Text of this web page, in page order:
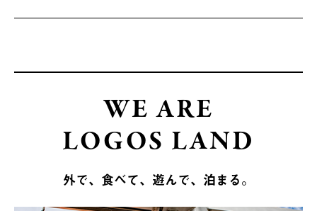
WE ARE
LOGOS LAND
外で、食べて、遊んで、泊まる。